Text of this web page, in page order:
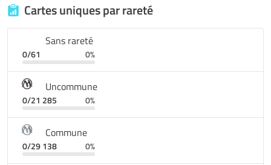
Cartes uniques par rareté
Sans rareté
0/61 0%
Uncommune
0/21 285 0%
Commune
0/29 138 0%